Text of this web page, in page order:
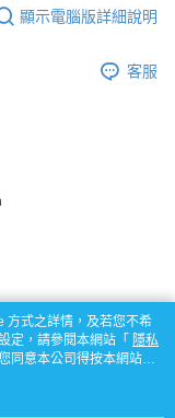
顯示電腦版詳細說明
客服
方式之詳情，及若您不希
定，請參閱本網站「 隱私
同意本公司得按本網站使